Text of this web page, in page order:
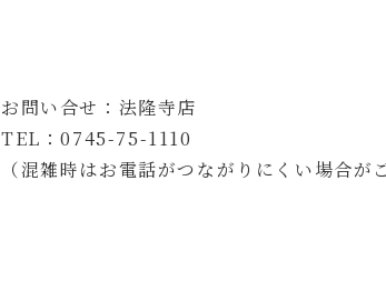
お問い合せ：法隆寺店
TEL：0745-75-1110
（混雑時はお電話がつながりにくい場合が